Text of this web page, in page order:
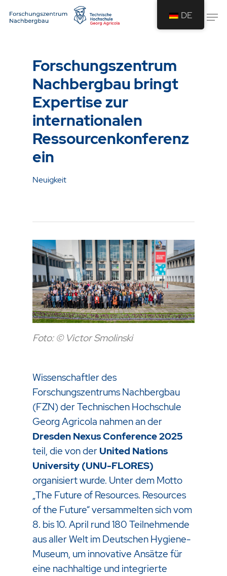
starten oder ESC um die Suche zu
schließen.
Forschungszentrum
Nachbergbau bringt
Expertise zur
internationalen
Ressourcenkonferenz
ein
Neuigkeit
Foto: © Victor Smolinski
Wissenschaftler des
Forschungszentrums Nachbergbau
(FZN) der Technischen Hochschule
Georg Agricola nahmen an der
Dresden Nexus Conference 2025
teil, die von der United Nations
University (UNU-FLORES)
organisiert wurde. Unter dem Motto
„The Future of Resources. Resources
of the Future“ versammelten sich vom
8. bis 10. April rund 180 Teilnehmende
aus aller Welt im Deutschen Hygiene-
Museum, um innovative Ansätze für
eine nachhaltige und integrierte
DE